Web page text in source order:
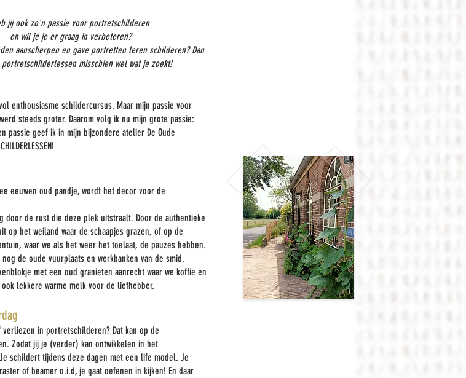
jij ook zo'n passie voor portretschilderen
en wil je je er graag in verbeteren?
aanscherpen en gave portretten leren schilderen? Dan
misschien wel wat je zoekt!
enthousiasme schildercursus. Maar mijn passie voor
steeds groter. Daarom volg ik nu mijn grote passie:
passie geef ik in mijn bijzondere atelier De Oude
eeuwen oud pandje, wordt het decor voor de
door de rust die deze plek uitstraalt. Door de authentieke
op het weiland waar de schaapjes grazen, of op de
waar we als het weer het toelaat, de pauzes hebben.
de oude vuurplaats en werkbanken van de smid.
met een oud granieten aanrecht waar we koffie en
lekkere warme melk voor de liefhebber.
verliezen in portretschilderen? Dat kan op de
Zodat jij je (verder) kan ontwikkelen in het
schildert tijdens deze dagen met een life model. Je
of beamer o.i.d, je gaat oefenen in kijken! En daar